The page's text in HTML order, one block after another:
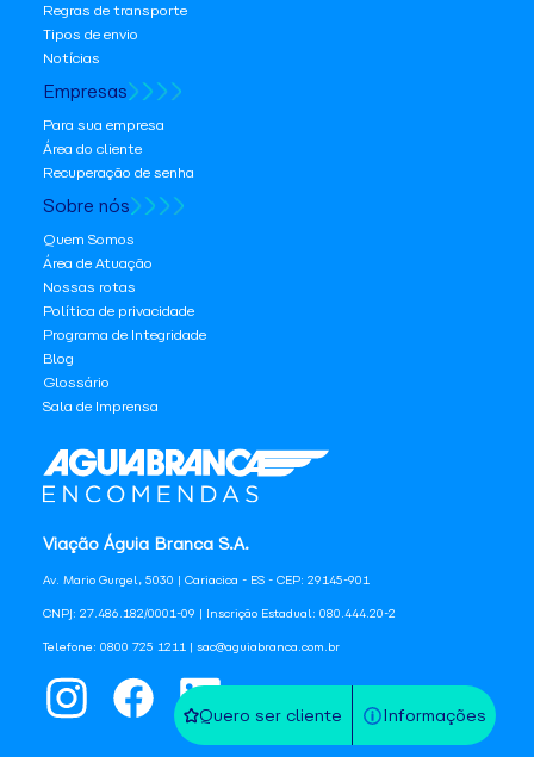
Quero ser cliente Informações
Viação Águia Branca S.A.
Av. Mario Gurgel, 5030 | Cariacica - ES - CEP: 29145-901
CNPJ: 27.486.182/0001-09 | Inscrição Estadual: 080.444.20-2
Telefone: 0800 725 1211 | sac@aguiabranca.com.br
Regras de transporte
Tipos de envio
Notícias
Empresas
Para sua empresa
Área do cliente
Recuperação de senha
Sobre nós
Quem Somos
Área de Atuação
Nossas rotas
Política de privacidade
Programa de Integridade
Blog
Glossário
Sala de Imprensa